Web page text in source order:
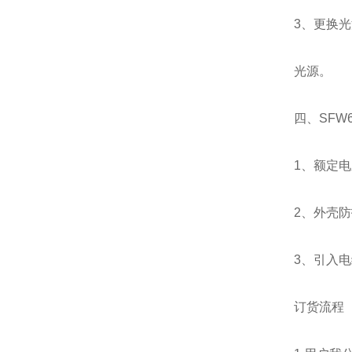
3、更换
光源。
四、
1、额定
2、外壳
3、引入
订货流程